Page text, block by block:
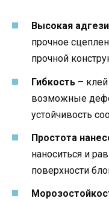
Высокая
прочное
прочной
Гибкость –
возможные
устойчивость
Простота
наноситься и
поверхности